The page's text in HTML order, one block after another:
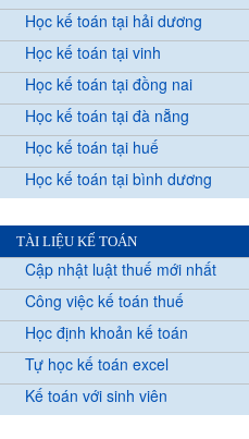
Học kế toán tại hải dương
Học kế toán tại vinh
Học kế toán tại đồng nai
Học kế toán tại đà nẵng
Học kế toán tại huế
Học kế toán tại bình dương
TÀI LIỆU KẾ TOÁN
Cập nhật luật thuế mới nhất
Công việc kế toán thuế
Học định khoản kế toán
Tự học kế toán excel
Kế toán với sinh viên